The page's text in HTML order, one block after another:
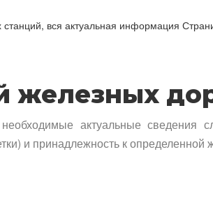
вся актуальная информация
железных
актуальные сведения
и принадлежность к определенной